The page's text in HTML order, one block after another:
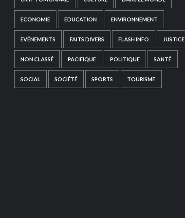
ECONOMIE EDUCATION ENVIRONNEMENT
EVÉNEMENTS FAITS DIVERS FLASH INFO JUSTICE
NON CLASSÉ PACIFIQUE POLITIQUE SANTÉ
SOCIAL SOCIÉTÉ SPORTS TOURISME